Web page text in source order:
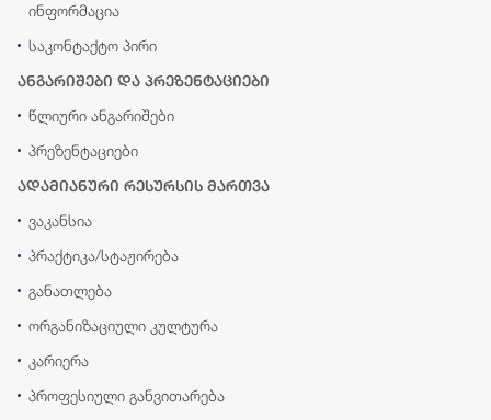
ინფორმაცია
საკონტაქტო პირი
ანგარიშები და პრეზენტაციები
წლიური ანგარიშები
პრეზენტაციები
ადამიანური რესურსის მართვა
ვაკანსია
პრაქტიკა/სტაჟირება
განათლება
ორგანიზაციული კულტურა
კარიერა
პროფესიული განვითარება